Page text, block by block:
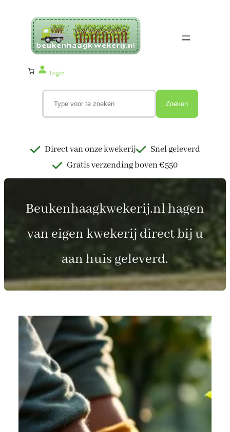
Login
Zoeken
Direct van onze kwekerij
Snel geleverd
Gratis verzending boven €550
Beukenhaagkwekerij.nl hagen
van eigen kwekerij direct bij u
aan huis geleverd.